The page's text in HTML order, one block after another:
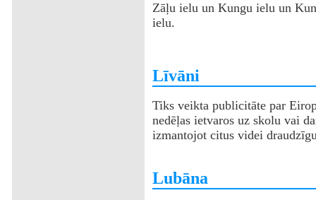
Zāļu ielu un Kungu ielu un
ielu.
‌Līvāni
Tiks veikta publicitāte par
nedēļas ietvaros uz skolu vai
izmantojot citus videi
‌Lubāna